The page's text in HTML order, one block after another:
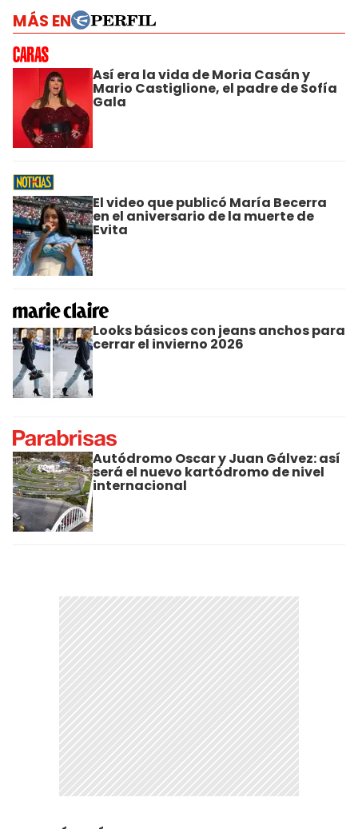
MÁS EN
Así era la vida de Moria Casán y
Mario Castiglione, el padre de Sofía
Gala
El video que publicó María Becerra
en el aniversario de la muerte de
Evita
Looks básicos con jeans anchos para
cerrar el invierno 2026
Autódromo Oscar y Juan Gálvez: así
será el nuevo kartódromo de nivel
internacional